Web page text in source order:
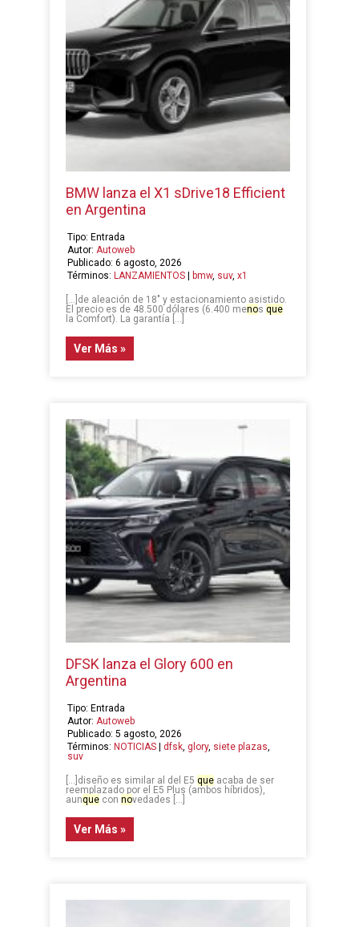
BMW lanza el X1 sDrive18 Efficient
en Argentina
Tipo: Entrada
Autor:Autoweb
Publicado: 6 agosto, 2026
Términos: LANZAMIENTOS bmw, suv,x1
[…]de aleación de 18″ y estacionamiento asistido.
El precio es de 48.500 dólares (6.400 menosque
la Comfort). La garantía […]
Ver Más »
DFSK lanza el Glory 600 en
Argentina
Tipo: Entrada
Autor:Autoweb
Publicado: 5 agosto, 2026
Términos: NOTICIAS dfsk, glory, siete plazas,
suv
[…]diseño es similar al del E5que acaba de ser
reemplazado por el E5 Plus (ambos híbridos),
aunque connovedades […]
Ver Más »